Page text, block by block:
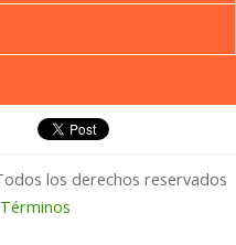
tu
los derechos reservados